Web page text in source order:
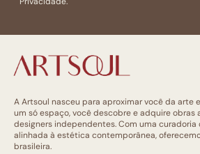
A Artsoul nasceu para aproximar você da arte
um só espaço, você descobre e adquire obras
designers independentes. Com uma curadoria
alinhada à estética contemporânea,
brasileira.